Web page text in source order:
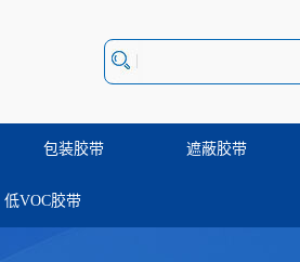
包装胶带 遮蔽胶带
低VOC胶带